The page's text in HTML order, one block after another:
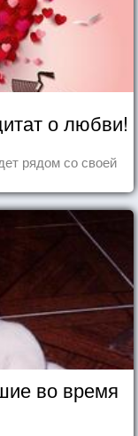
о любви!
рядом со своей
во время